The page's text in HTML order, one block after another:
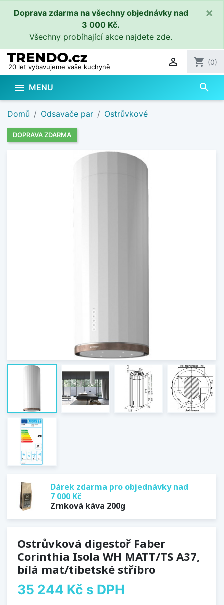
Doprava zdarma na všechny objednávky nad
3 000 Kč.
Všechny probíhající akce najdete zde.
×
20 let vybavujeme vaše kuchyně  shopping_cart (0)
 MENU search
Domů Odsavače par Ostrůvkové
DOPRAVA ZDARMA
Dárek zdarma pro objednávky nad
7 000 Kč
Zrnková káva 200g
Ostrůvková digestoř Faber
Corinthia Isola WH MATT/TS A37,
bílá mat/tibetské stříbro
35 244 Kč s DPH